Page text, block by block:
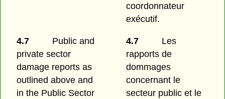
coordonnateur
exécutif.
4.7
Public and
private sector
damage reports as
outlined above and
in the Public Sector
4.7
Les
rapports de
dommages
concernant le
secteur public et le